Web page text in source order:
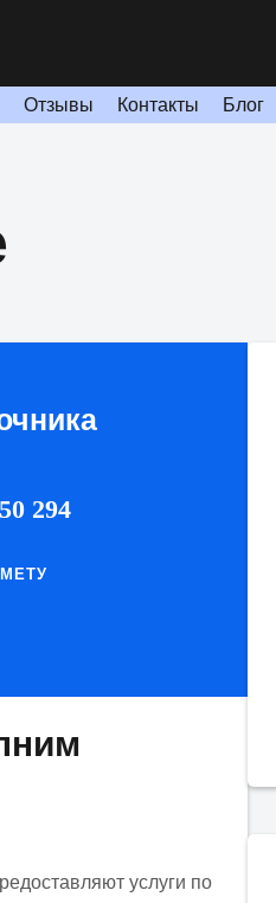
Отзывы Контакты Блог
294
услуги по